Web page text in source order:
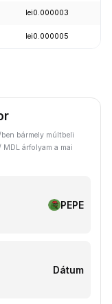
lei0.000003
lei0.000005
bármely múltbeli
MDL árfolyam a mai
PEPE
Dátum